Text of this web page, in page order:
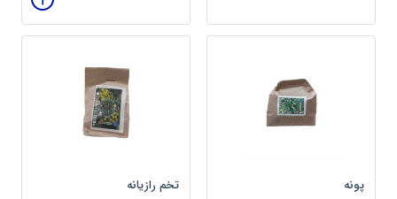
پونه تخم رازیانه